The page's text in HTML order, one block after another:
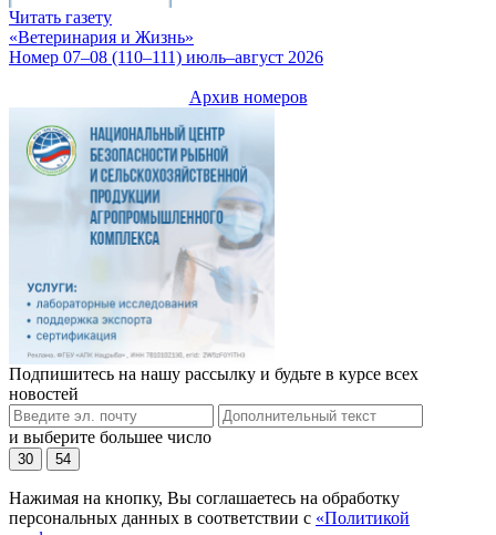
Читать газету
«Ветеринария и Жизнь»
Номер 07–08 (110–111) июль–август 2026
Архив номеров
Подпишитесь на нашу рассылку и будьте в курсе всех
новостей
и выберите большее число
30 54
Нажимая на кнопку, Вы соглашаетесь на обработку
персональных данных в соответствии с «Политикой